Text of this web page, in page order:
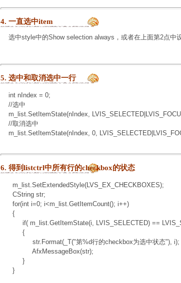
4. 一直选中item
选中style中的Show selection always，或者在上面第2点中
5. 选中和取消选中一行
int nIndex = 0;
//选中
m_list.SetItemState(nIndex,
//取消选中
m_list.SetItemState(nIndex, 0,
6. 得到listctrl中所有行的checkbox的状态
m_list.SetExtendedStyle(LVS_EX_CHECKBOXES);
CString str;
for(int i=0; i<m_list.GetItemCount(); i++)
{
if( m_list.GetItemState(i, LVIS_SELECTED) ==
{
str.Format(_T("第%d行的checkbox为选中状态"), i);
AfxMessageBox(str);
}
}